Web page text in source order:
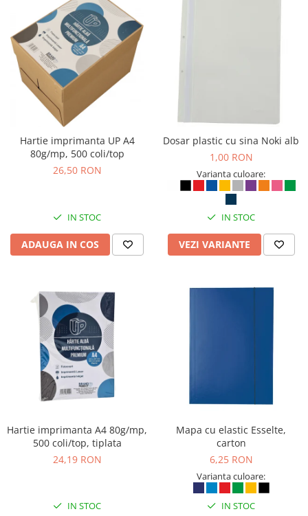
Bibliorafturi, caiete mecanice,
separatoare
Capsatoare, capse si perforatoare
Caiete si blocnotesuri
Dosare, folii protectie si mape
Accesorii diverse pentru birou
Etichetare si ambalare
Arhivare si depozitare
Instrumente de scris
Pixuri cu gel
Stilouri
Seturi de scris Premium
Creioane mecanice si grafit
Rollere
Finelinere
Textmarkere
Markere diverse
Carioci si creioane colorate
Rezerve instrumente scris
Ascutitori, radiere, agrafe
Foarfece pentru birou
Produse Antibacteriene
Hartie imprimanta UP A4
80g/mp, 500 coli/top
26,50 RON
IN STOC
ADAUGA IN COS
Dosar plastic cu sina Noki alb
1,00 RON
Varianta culoare:
IN STOC
VEZI VARIANTE
Hartie imprimanta A4 80g/mp,
500 coli/top, tiplata
24,19 RON
IN STOC
Mapa cu elastic Esselte,
carton
6,25 RON
Varianta culoare:
IN STOC